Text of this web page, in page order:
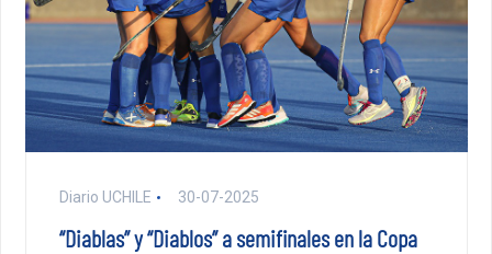
Diario UCHILE 30-07-2025
“Diablas” y “Diablos” a semifinales en la Copa